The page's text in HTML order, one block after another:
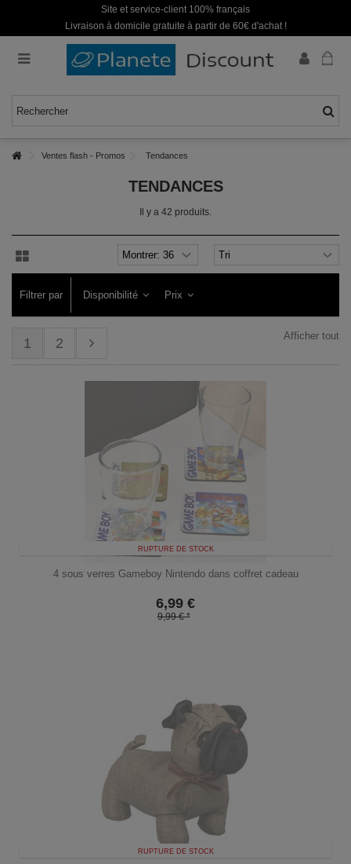
Site et service-client 100% français
Livraison à domicile gratuite à partir de 60€ d'achat !
Ventes flash - Promos Tendances
TENDANCES
Il y a 42 produits.
Filtrer par Disponibilité Prix
Afficher tout
1 2
RUPTURE DE STOCK
4 sous verres Gameboy Nintendo dans coffret cadeau
6,99 €
9,99 € *
RUPTURE DE STOCK